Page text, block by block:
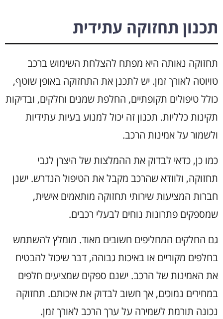
תכנון תחזוקה עתידית
תחזוקה נאותה היא מפתח להצלחת השימוש ברכב
טויוטה לאורך זמן. יש לתכנן את התחזוקה באופן שוטף,
כולל טיפולים תקופתיים, החלפת שמנים וחלקים, ובדיקות
תקינות כלליות. תכנון זה יכול למנוע בעיות עתידיות
ולשמור על אמינות הרכב.
כמו כן, כדאי לבדוק את ההמלצות של היצרן לגבי
תחזוקה, ולוודא שהרכב מקבל את הטיפול הנדרש. ישנן
חברות המציעות שירותי תחזוקה מותאמים אישית,
שמספקים פתרונות נוחים לבעלי רכבים.
גם החלקים המחליפים חשובים מאוד. מומלץ להשתמש
בחלפים מקוריים או באיכות גבוהה, דבר שיכול להבטיח
את האמינות של הרכב. ישנם ספקים שמציעים חלפים
במחירים נמוכים, אך חשוב לבדוק את איכותם. תחזוקה
נכונה תורמת לשמירה על ערך הרכב לאורך זמן.